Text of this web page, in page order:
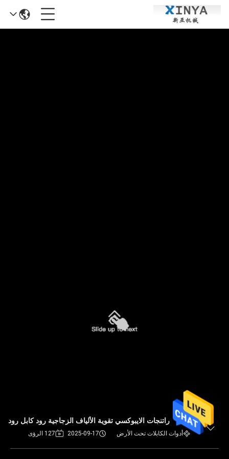
راتنجات الايبوكسي تقوية الألياف الزجاجية رود كابل رود
أدوات الكابلات تحت الأرض 2025-09-17 127 الرؤى